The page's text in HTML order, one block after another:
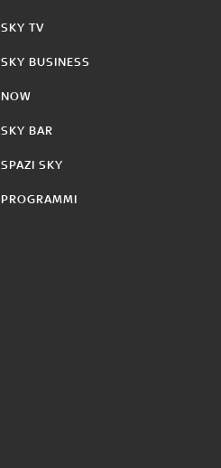
SKY TV
SKY BUSINESS
NOW
SKY BAR
SPAZI SKY
PROGRAMMI